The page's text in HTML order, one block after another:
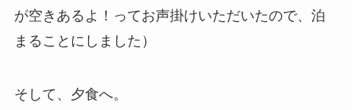
が空きあるよ！ってお声掛けいただいたので、泊
まることにしました）
そして、夕食へ。